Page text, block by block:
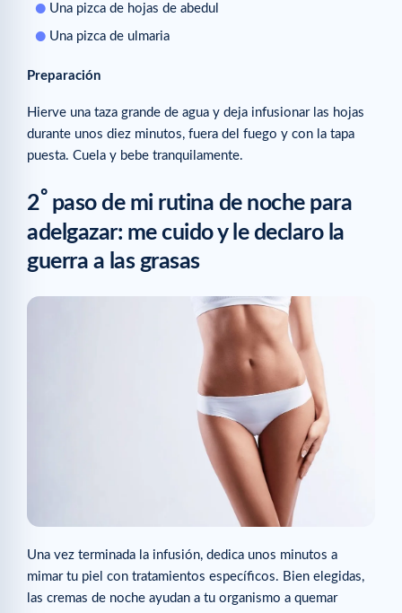
Una pizca de hojas de abedul
Una pizca de ulmaria
Preparación
Hierve una taza grande de agua y deja infusionar las hojas
durante unos diez minutos, fuera del fuego y con la tapa
puesta. Cuela y bebe tranquilamente.
2º paso de mi rutina de noche para
adelgazar: me cuido y le declaro la
guerra a las grasas
Una vez terminada la infusión, dedica unos minutos a
mimar tu piel con tratamientos específicos. Bien elegidas,
las cremas de noche ayudan a tu organismo a quemar